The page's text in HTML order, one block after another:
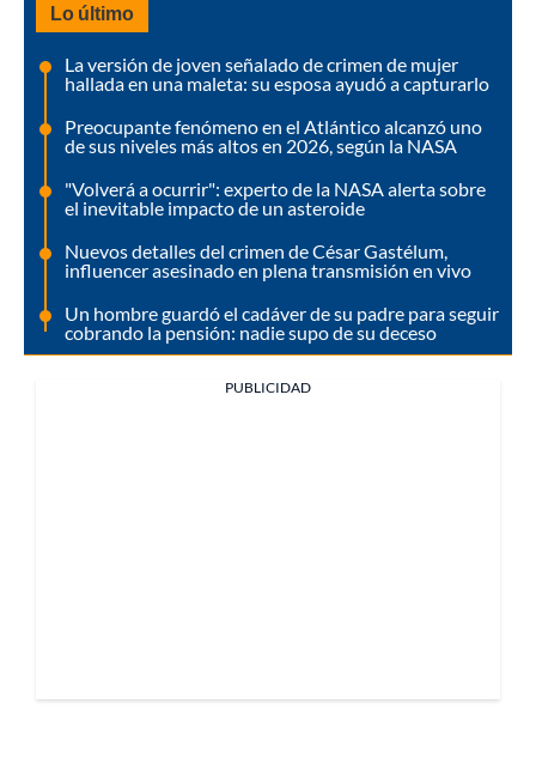
Lo último
La versión de joven señalado de crimen de mujer
hallada en una maleta: su esposa ayudó a capturarlo
Preocupante fenómeno en el Atlántico alcanzó uno
de sus niveles más altos en 2026, según la NASA
"Volverá a ocurrir": experto de la NASA alerta sobre
el inevitable impacto de un asteroide
Nuevos detalles del crimen de César Gastélum,
influencer asesinado en plena transmisión en vivo
Un hombre guardó el cadáver de su padre para seguir
cobrando la pensión: nadie supo de su deceso
PUBLICIDAD